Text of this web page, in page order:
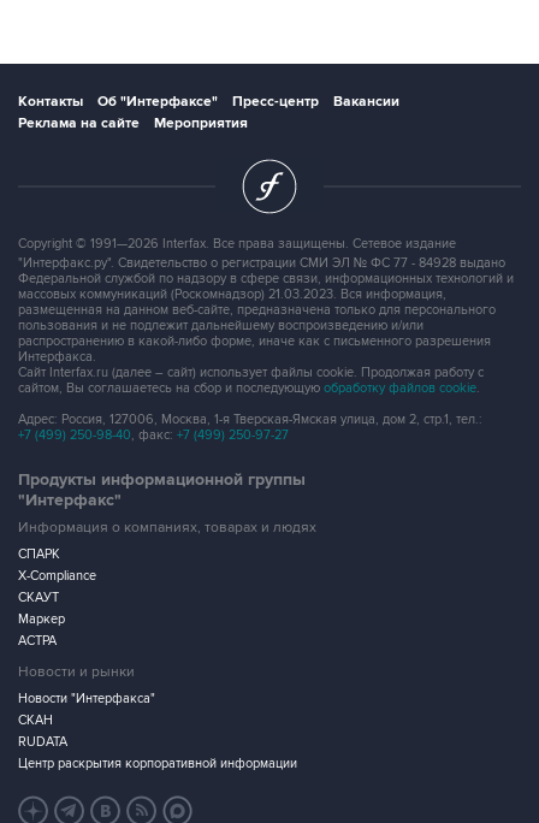
Контакты Об "Интерфаксе" Пресс-центр
Вакансии
Реклама на сайте
Мероприятия
Copyright © 1991—2026 Interfax. Все права защищены. Сетевое издание
"Интерфакс.ру". Свидетельство о регистрации СМИ ЭЛ № ФС 77 - 84928 выдано
Федеральной службой по надзору в сфере связи, информационных технологий и
массовых коммуникаций (Роскомнадзор) 21.03.2023. Вся информация,
размещенная на данном веб-сайте, предназначена только для персонального
пользования и не подлежит дальнейшему воспроизведению и/или
распространению в какой-либо форме, иначе как с письменного разрешения
Интерфакса.
Сайт Interfax.ru (далее – сайт) использует файлы cookie. Продолжая работу с
сайтом, Вы соглашаетесь на сбор и последующую обработку файлов cookie.
Адрес: Россия, 127006, Москва, 1-я Тверская-Ямская улица, дом 2, стр.1, тел.:
+7 (499) 250-98-40, факс: +7 (499) 250-97-27
Продукты информационной группы
"Интерфакс"
Информация о компаниях, товарах и людях
СПАРК
X-Compliance
СКАУТ
Маркер
АСТРА
Новости и рынки
Новости "Интерфакса"
СКАН
RUDATA
Центр раскрытия корпоративной информации